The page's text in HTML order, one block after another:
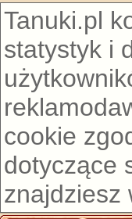
Tanuki.pl
statystyk i
cookie
dotyczące
znajdziesz